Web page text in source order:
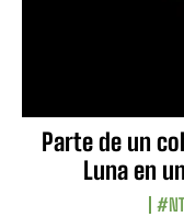
Parte de un
Luna en